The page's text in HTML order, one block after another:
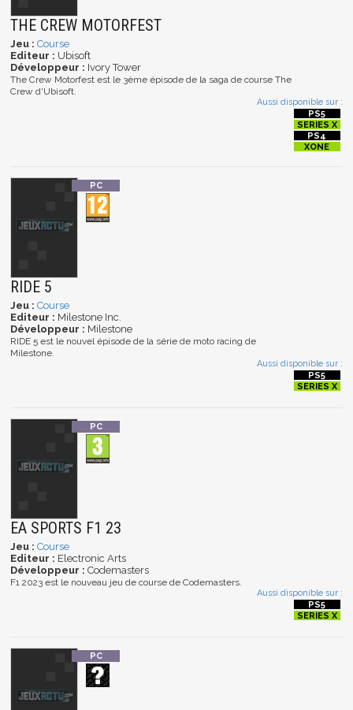
THE CREW MOTORFEST
Jeu : Course
Editeur : Ubisoft
Développeur : Ivory Tower
The Crew Motorfest est le 3ème épisode de la saga de course The
Crew d'Ubisoft.
Aussi disponible sur :
RIDE 5
Jeu : Course
Editeur : Milestone Inc.
Développeur : Milestone
RIDE 5 est le nouvel épisode de la série de moto racing de
Milestone.
Aussi disponible sur :
EA SPORTS F1 23
Jeu : Course
Editeur : Electronic Arts
Développeur : Codemasters
F1 2023 est le nouveau jeu de course de Codemasters.
Aussi disponible sur :